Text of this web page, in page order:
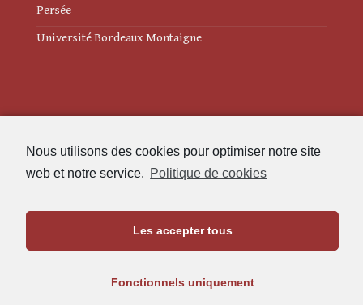
Nous utilisons des cookies pour optimiser notre site
web et notre service. Politique de cookies
Les accepter tous
Fonctionnels uniquement
Persée
Université Bordeaux Montaigne
Politique de cookies (UE)
Maison de l'Archéologie